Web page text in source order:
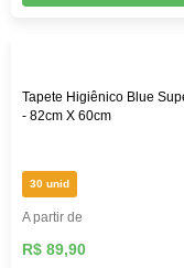
Tapete Higiênico Blue
- 82cm X 60cm
30 unid
A partir de
R$ 89,90